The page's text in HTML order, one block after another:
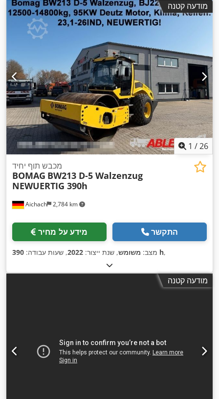
מודעה קטנה
1 /26
Aichach 2,784 km
מכבש תוף יחיד
BOMAG BW213 D-5 Walzenzug
NEWUERTIG 390h
מידע על מחיר התקשר
מצב: משומש, שנת ייצור: 2022, שעות עבודה: 390 h,
מודעה קטנה